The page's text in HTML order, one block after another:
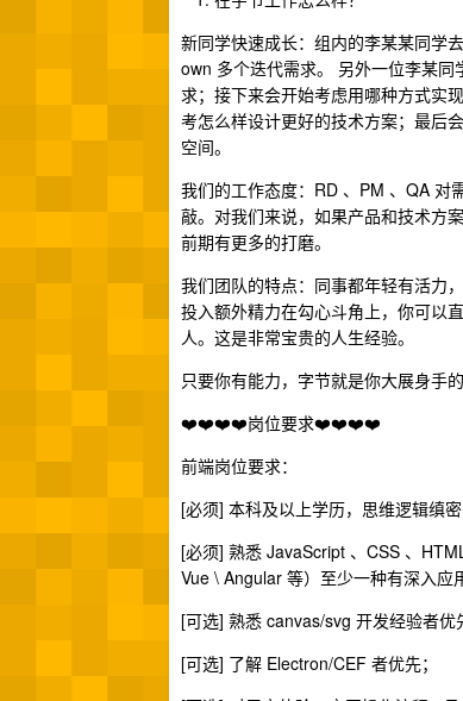
新同学快速成长：组内的李某某同学
own 多个迭代需求。 另外一位李某
求；接下来会开始考虑用哪种方式实
考怎么样设计更好的技术方案；最后
空间。
我们的工作态度：RD 、PM 、QA 对
敲。对我们来说，如果产品和技术方
前期有更多的打磨。
我们团队的特点：同事都年轻有活力
投入额外精力在勾心斗角上，你可以
人。这是非常宝贵的人生经验。
只要你有能力，字节就是你大展身手
❤️❤️❤️❤️岗位要求❤️❤️❤️❤️
前端岗位要求：
[必须] 本科及以上学历，思维逻辑缜密
[必须] 熟悉 JavaScript 、CSS 、
Vue \ Angular 等）至少一种有深入应
[可选] 熟悉 canvas/svg 开发经验者优
[可选] 了解 Electron/CEF 者优先；